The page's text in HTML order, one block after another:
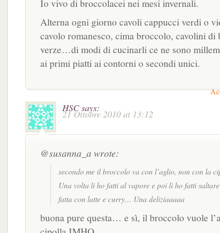
Io vivo di broccolacei nei mesi invernali.
Alterna ogni giorno cavoli cappucci verdi o
cavolo romanesco, cima broccolo, cavolini di
verze…di modi di cucinarli ce ne sono
ai primi piatti ai contorni o secondi unici.
HSC says:
21 Ottobre 2010 at 13:12
@susanna_a wrote:
secondo me il broccolo va con l’aglio, non con la
Una volta li ho fatti al vapore e poi li ho fatti
fatta con latte e curry… Una deliziaaaaa
buona pure questa… e sì, il broccolo vuole